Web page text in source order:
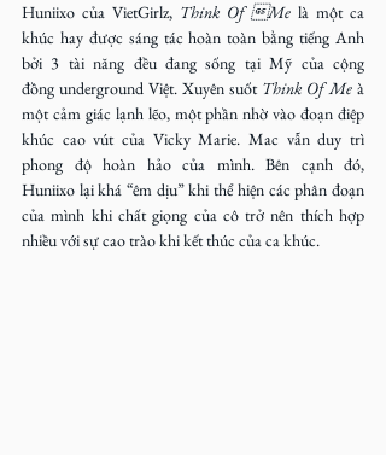
Huniixo của VietGirlz, Think Of Me là một ca
khúc hay được sáng tác hoàn toàn bằng tiếng Anh
bởi 3 tài năng đều đang sống tại Mỹ của cộng
đồng underground Việt. Xuyên suốt Think Of Me à
một cảm giác lạnh lẽo, một phần nhờ vào đoạn điệp
khúc cao vút của Vicky Marie. Mac vẫn duy trì
phong độ hoàn hảo của mình. Bên cạnh đó,
Huniixo lại khá “êm dịu” khi thể hiện các phân đoạn
của mình khi chất giọng của cô trở nên thích hợp
nhiều với sự cao trào khi kết thúc của ca khúc.